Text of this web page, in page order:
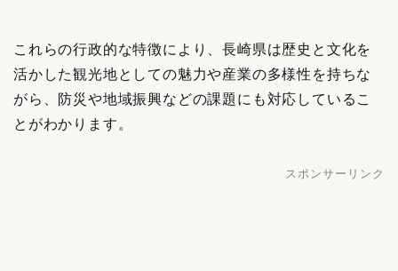
これらの行政的な特徴により、長崎県は歴史と文化を
活かした観光地としての魅力や産業の多様性を持ちな
がら、防災や地域振興などの課題にも対応しているこ
とがわかります。
スポンサーリンク